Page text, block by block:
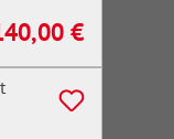
Preis:
€